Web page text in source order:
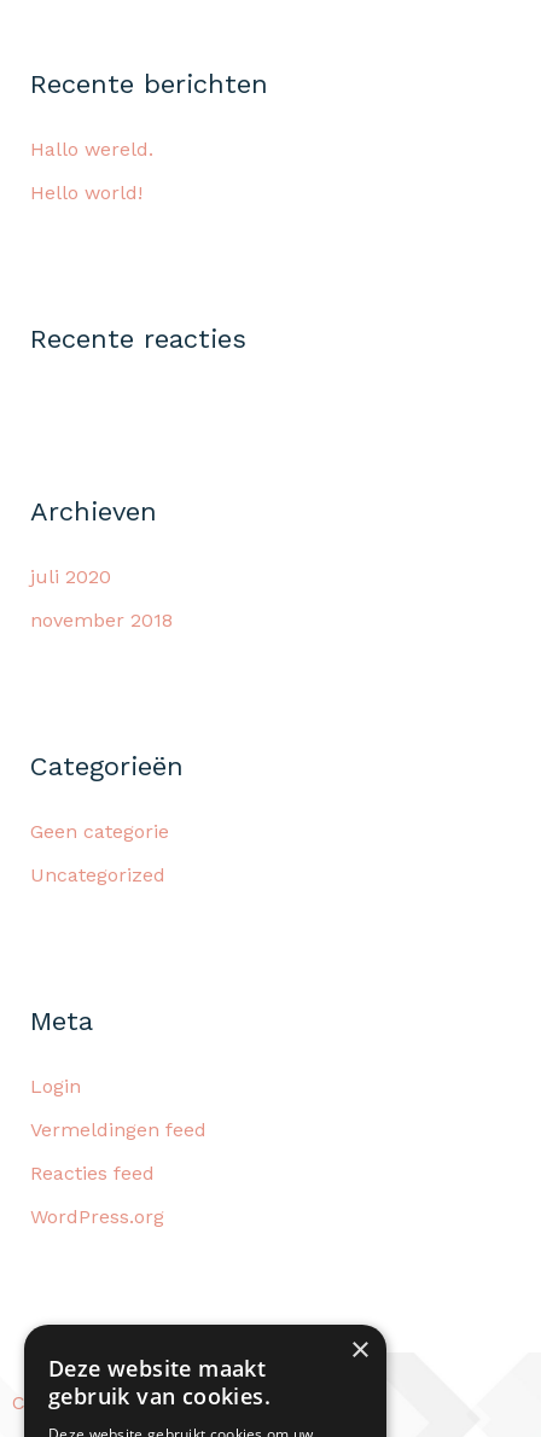
n
r
Recente berichten
Hallo wereld.
Hello world!
Recente reacties
Archieven
juli 2020
november 2018
Categorieën
Geen categorie
Uncategorized
Meta
Login
Vermeldingen feed
Reacties feed
WordPress.org
Contact
×
Deze website maakt
gebruik van cookies.